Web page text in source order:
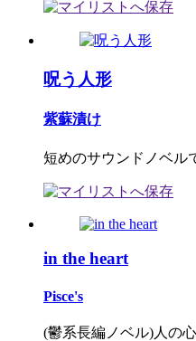
呪う人形
紫蘇漬け
短めのサウンドノベル
in the heart
Pisce's
(鬱系長編ノベル)人の